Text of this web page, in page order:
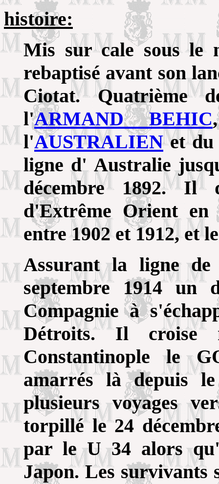
histoire:
Mis sur cale sous le
rebaptisé avant son
Ciotat. Quatrième
l'ARMAND BEHIC
l'AUSTRALIENet
ligne d' Australie
décembre 1892. Il
d'Extrême Orient en
entre 1902 et 1912, et
Assurant la ligne
septembre 1914 un
Compagnie à
Détroits. Il croise
Constantinople le
amarrés là depuis
plusieurs voyages
torpillé le 24
par le U 34 alors
Japon. Les